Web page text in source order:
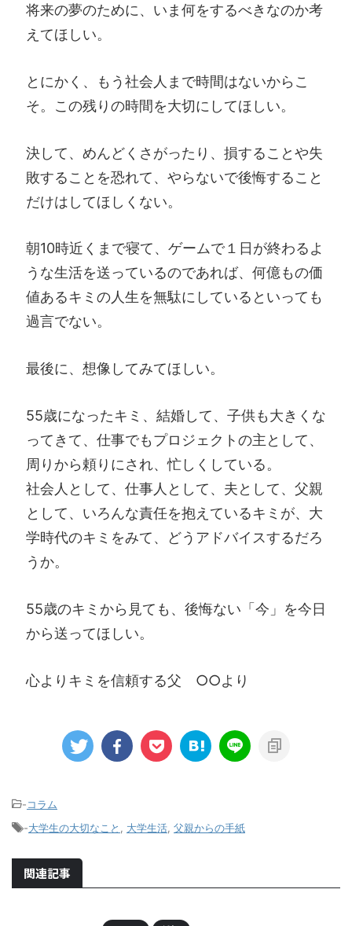
将来の夢のために、いま何をするべきなのか考
えてほしい。
とにかく、もう社会人まで時間はないからこ
そ。この残りの時間を大切にしてほしい。
決して、めんどくさがったり、損することや失
敗することを恐れて、やらないで後悔すること
だけはしてほしくない。
朝10時近くまで寝て、ゲームで１日が終わるよ
うな生活を送っているのであれば、何億もの価
値あるキミの人生を無駄にしているといっても
過言でない。
最後に、想像してみてほしい。
55歳になったキミ、結婚して、子供も大きくな
ってきて、仕事でもプロジェクトの主として、
周りから頼りにされ、忙しくしている。
社会人として、仕事人として、夫として、父親
として、いろんな責任を抱えているキミが、大
学時代のキミをみて、どうアドバイスするだろ
うか。
55歳のキミから見ても、後悔ない「今」を今日
から送ってほしい。
心よりキミを信頼する父 ○○より
-コラム
-大学生の大切なこと , 大学生活, 父親からの手紙
関連記事